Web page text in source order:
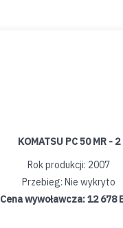
KOMATSU PC 50 MR - 2
Rok produkcji: 2007
Przebieg: Nie wykryto
Cena wywoławcza:12 678